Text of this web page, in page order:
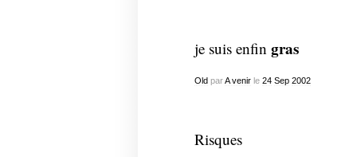
je suis enfin gras
OldparA venirle 24 Sep 2002
Risques